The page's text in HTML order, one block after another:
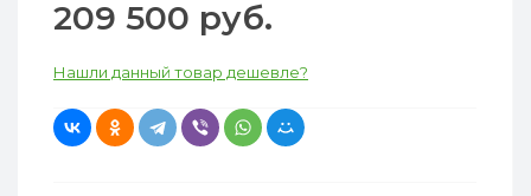
209 500 руб.
Нашли данный товар дешевле?